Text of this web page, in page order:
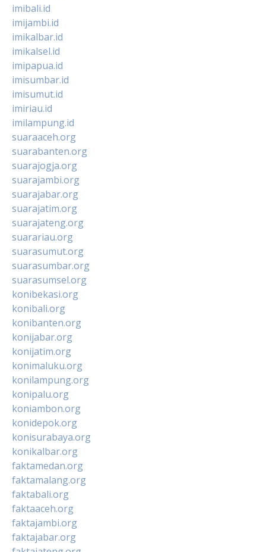
imibali.id
imijambi.id
imikalbar.id
imikalsel.id
imipapua.id
imisumbar.id
imisumut.id
imiriau.id
imilampung.id
suaraaceh.org
suarabanten.org
suarajogja.org
suarajambi.org
suarajabar.org
suarajatim.org
suarajateng.org
suarariau.org
suarasumut.org
suarasumbar.org
suarasumsel.org
konibekasi.org
konibali.org
konibanten.org
konijabar.org
konijatim.org
konimaluku.org
konilampung.org
konipalu.org
koniambon.org
konidepok.org
konisurabaya.org
konikalbar.org
faktamedan.org
faktamalang.org
faktabali.org
faktaaceh.org
faktajambi.org
faktajabar.org